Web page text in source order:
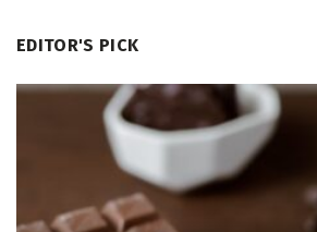
EDITOR'S PICK